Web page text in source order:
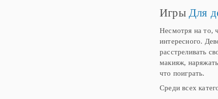
Игры Для
Несмотря на то,
интересного.
расстреливать
макияж,
что поиграть.
Среди всех